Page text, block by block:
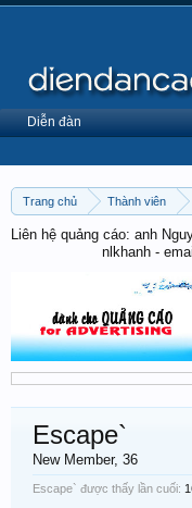
Trang chủ Thành viên
Liên hệ quảng cáo: anh
nlkhanh -
Escape`
New Member, 36
Escape` được thấy lần cuối:
Diễn đàn